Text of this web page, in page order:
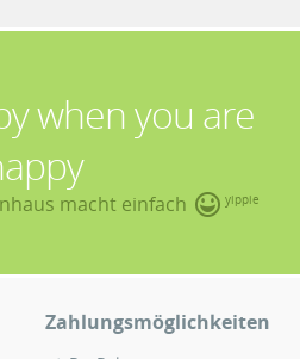
when you are
macht einfach yippie
Zahlungsmöglichkeiten